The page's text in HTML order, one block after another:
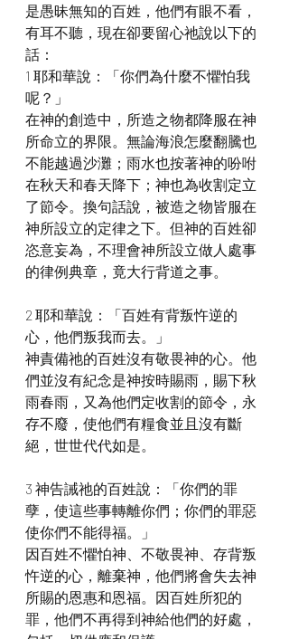
是愚昧無知的百姓，他們有眼不看，
有耳不聽，現在卻要留心祂說以下的
話：
1 耶和華說：「你們為什麼不懼怕我
呢？」
在神的創造中，所造之物都降服在神
所命立的界限。無論海浪怎麼翻騰也
不能越過沙灘；雨水也按著神的吩咐
在秋天和春天降下；神也為收割定立
了節令。換句話說，被造之物皆服在
神所設立的定律之下。但神的百姓卻
恣意妄為，不理會神所設立做人處事
的律例典章，竟大行背道之事。
2 耶和華說：「百姓有背叛忤逆的
心，他們叛我而去。」
神責備祂的百姓沒有敬畏神的心。他
們並沒有紀念是神按時賜雨，賜下秋
雨春雨，又為他們定收割的節令，永
存不廢，使他們有糧食並且沒有斷
絕，世世代代如是。
3 神告誡祂的百姓說：「你們的罪
孽，使這些事轉離你們；你們的罪惡
使你們不能得福。」
因百姓不懼怕神、不敬畏神、存背叛
忤逆的心，離棄神，他們將會失去神
所賜的恩惠和恩福。因百姓所犯的
罪，他們不再得到神給他們的好處，